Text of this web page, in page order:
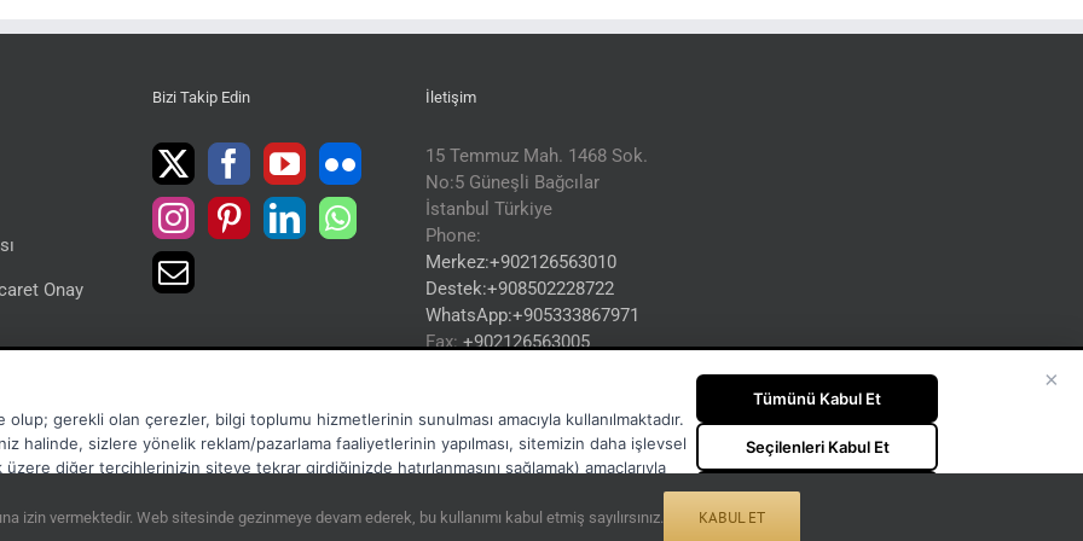
Onay
Bizi Takip Edin İletişim
15 Temmuz Mah. 1468 Sok.
No:5 Güneşli Bağcılar
İstanbul Türkiye
Phone:
Merkez:+902126563010
Destek:+908502228722
WhatsApp:+905333867971
Fax:+902126563005
izin vermektedir. Web sitesinde gezinmeye devam ederek, bu kullanımı kabul etmiş sayılırsınız. KABUL ET
×
gerekli olan çerezler, bilgi toplumu hizmetlerinin sunulması amacıyla kullanılmaktadır.
halinde, sizlere yönelik reklam/pazarlama faaliyetlerinin yapılması, sitemizin daha işlevsel
diğer tercihlerinizin siteye tekrar girdiğinizde hatırlanmasını sağlamak) amaçlarıyla
veçerez gizlilik metni'nden ulaşabilirsiniz.
Tümünü Kabul Et
Seçilenleri Kabul Et
Tümünü Reddet